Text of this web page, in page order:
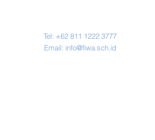
Tel: +62 811 1222 3777
Email: info@fiwa.sch.id